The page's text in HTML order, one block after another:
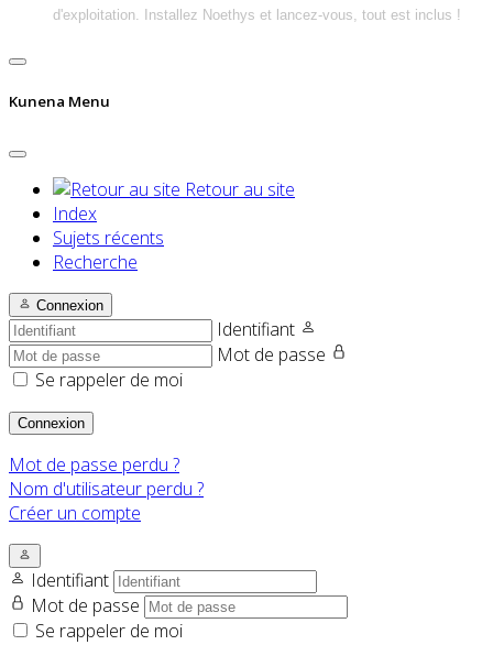
d'exploitation. Installez Noethys et lancez-vous, tout est inclus !
Kunena Menu
Retour au site
Index
Sujets récents
Recherche
Connexion
Identifiant
Mot de passe
Se rappeler de moi
Connexion
Mot de passe perdu ?
Nom d'utilisateur perdu ?
Créer un compte
Identifiant
Mot de passe
Se rappeler de moi